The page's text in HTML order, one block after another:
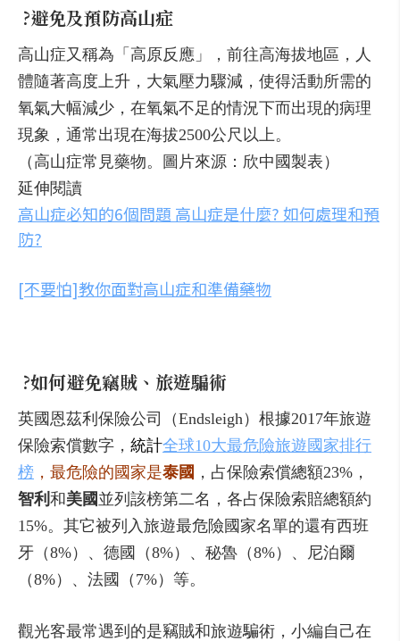
?避免及預防高山症
高山症又稱為「高原反應」，前往高海拔地區，人
體隨著高度上升，大氣壓力驟減，使得活動所需的
氧氣大幅減少，在氧氣不足的情況下而出現的病理
現象，通常出現在海拔2500公尺以上。
（高山症常見藥物。圖片來源：欣中國製表）
延伸閱讀
高山症必知的6個問題 高山症是什麼? 如何處理和預
防?
[不要怕]教你面對高山症和準備藥物
?如何避免竊賊、旅遊騙術
英國恩茲利保險公司（Endsleigh）根據2017年旅遊
保險索償數字， 統計全球10大最危險旅遊國家排行
榜 ，最危險的國家是泰國 ，占保險索償總額23%，
智利 和美國 並列該榜第二名，各占保險索賠總額約
15%。其它被列入旅遊最危險國家名單的還有西班
牙（8%）、德國（8%）、秘魯（8%）、尼泊爾
（8%）、法國（7%）等。
觀光客最常遇到的是竊賊和旅遊騙術，小編自己在